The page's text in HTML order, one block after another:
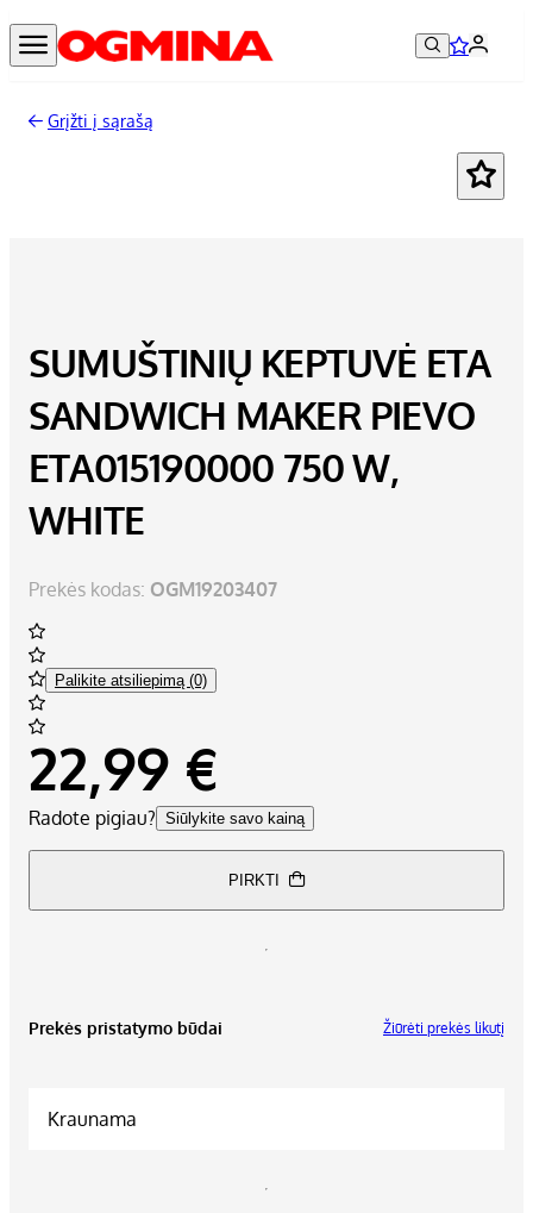
Grįžti į sąrašą
SUMUŠTINIŲ KEPTUVĖ ETA
SANDWICH MAKER PIEVO
ETA015190000 750 W,
WHITE
Prekės kodas: OGM19203407
Palikite atsiliepimą (0)
22,99 €
Radote pigiau? Siūlykite savo kainą
PIRKTI
Prekės pristatymo būdai Žiūrėti prekės likutį
Kraunama